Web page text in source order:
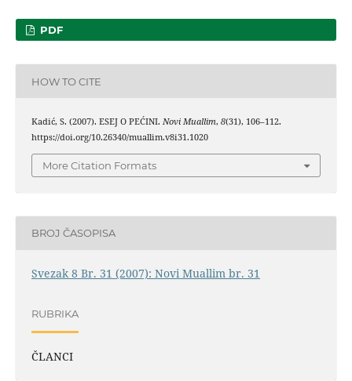
PDF
HOW TO CITE
Kadić, S. (2007). ESEJ O PEĆINI. Novi Muallim, 8(31), 106–112.
https://doi.org/10.26340/muallim.v8i31.1020
More Citation Formats
BROJ ČASOPISA
Svezak 8 Br. 31 (2007): Novi Muallim br. 31
RUBRIKA
ČLANCI